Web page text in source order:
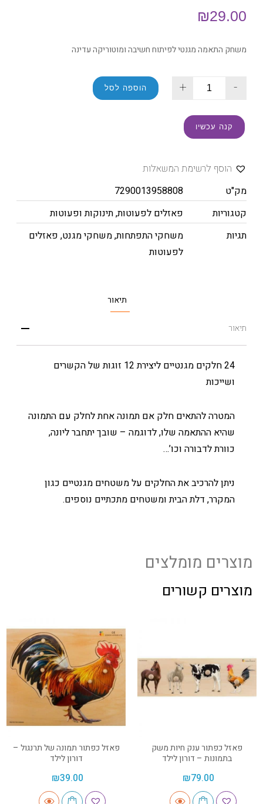
₪29.00
משחק התאמה מגנטי לפיתוח חשיבה ומוטוריקה עדינה
-
+ הוספה לסל
קנה עכשיו
הוסף לרשימת המשאלות
מק"ט
7290013958808
קטגוריות
פאזלים לפעוטות,תינוקות ופעוטות
תגיות
משחקי התפתחות,משחקי מגנט, פאזלים
לפעוטות
תיאור
תיאור
24 חלקים מגנטיים ליצירת 12 זוגות של הקשרים
ושייכות
המטרה להתאים חלק אם תמונה אחת לחלק עם התמונה
שהיא ההתאמה שלו, לדוגמה – שובך יתחבר ליונה,
כוורת לדבורה וכו’…
ניתן להרכיב את החלקים על משטחים מגנטיים כגון
המקרר, דלת הבית ומשטחים מתכתיים נוספים.
מוצרים מומלצים
מוצרים קשורים
פאזל כפתור ענק חיות משק
בתמונות – דורון לילד
₪79.00
פאזל כפתור תמונה של תרנגול –
דורון לילד
₪39.00